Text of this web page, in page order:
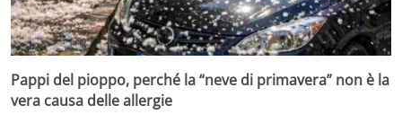
Pappi del pioppo, perché la “neve di primavera” non è la
vera causa delle allergie